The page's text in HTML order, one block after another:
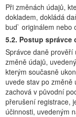
Při změnách údajů,
dokladem, dokládá
bud` originálem nebo
5.2. Postup správce
Správce daně prověří
změně údajů,
kterým současně
uvede stav po
zachová v původní
přerušení registrace,
účinnosti, uvedeným